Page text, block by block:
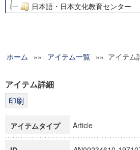
日本語・日本文化教育センター
グローバルリサーチインスティテ
科学研究費補助金研究成果報告書
博士課程教育リーディングプロ
ホーム »» アイテム一覧 »» アイテム
アイテム詳細
アイテムタイプ Article